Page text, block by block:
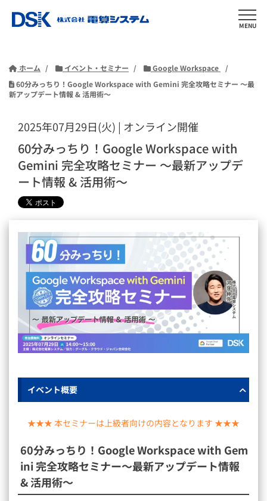
MENU
ホーム イベント・セミナー
Google Workspace
60分みっちり！Google Workspace with Gemini 完全攻略セミナー ～最
新アップデート情報 & 活用術～
2025年07月29日(火) | オンライン開催
60分みっちり！Google Workspace with
Gemini 完全攻略セミナー ～最新アップデ
ート情報 & 活用術～
イベント概要
★★★ 本セミナーは上級者向けの内容となります ★★★
60分みっちり！Google Workspace with Gem
ini 完全攻略セミナー～最新アップデート情報
& 活用術～